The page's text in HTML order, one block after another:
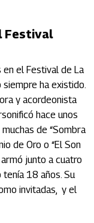
Festival
el Festival de La
siempre ha existido.
y acordeonista
hace unos
de “Sombra
de Oro o “El Son
junto a cuatro
18 años. Su
invitadas, y el